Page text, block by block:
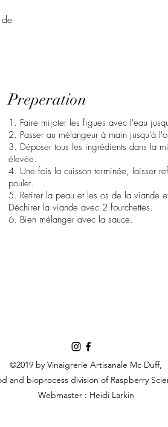
Preperation
1. Faire mijoter les figues avec l'eau
2. Passer au mélangeur à main jusqu'à
3. Déposer tous les ingrédients dans la
élevée.
4. Une fois la cuisson terminée, laisser
poulet.
5. Retirer la peau et les os de la viande
Déchirer la viande avec 2 fourchettes.
6. Bien mélanger avec la sauce.
©2019 by Vinaigrerie Artisanale Mc Duff,
and bioprocess division of Raspberry
Webmaster : Heidi Larkin